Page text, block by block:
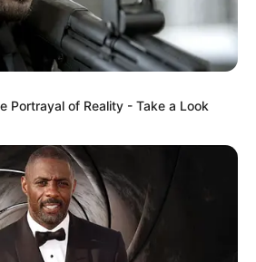
Portrayal of Reality - Take a Look